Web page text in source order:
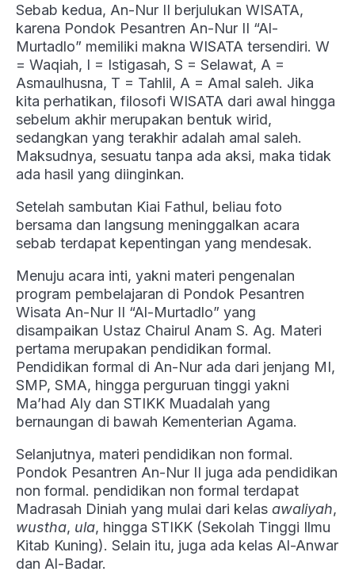
Sebab kedua, An-Nur II berjulukan WISATA,
karena Pondok Pesantren An-Nur II “Al-
Murtadlo” memiliki makna WISATA tersendiri. W
= Waqiah, I = Istigasah, S = Selawat, A =
Asmaulhusna, T = Tahlil, A = Amal saleh. Jika
kita perhatikan, filosofi WISATA dari awal hingga
sebelum akhir merupakan bentuk wirid,
sedangkan yang terakhir adalah amal saleh.
Maksudnya, sesuatu tanpa ada aksi, maka tidak
ada hasil yang diinginkan.
Setelah sambutan Kiai Fathul, beliau foto
bersama dan langsung meninggalkan acara
sebab terdapat kepentingan yang mendesak.
Menuju acara inti, yakni materi pengenalan
program pembelajaran di Pondok Pesantren
Wisata An-Nur II “Al-Murtadlo” yang
disampaikan Ustaz Chairul Anam S. Ag. Materi
pertama merupakan pendidikan formal.
Pendidikan formal di An-Nur ada dari jenjang MI,
SMP, SMA, hingga perguruan tinggi yakni
Ma’had Aly dan STIKK Muadalah yang
bernaungan di bawah Kementerian Agama.
Selanjutnya, materi pendidikan non formal.
Pondok Pesantren An-Nur II juga ada pendidikan
non formal. pendidikan non formal terdapat
Madrasah Diniah yang mulai dari kelas awaliyah,
wustha, ula, hingga STIKK (Sekolah Tinggi Ilmu
Kitab Kuning). Selain itu, juga ada kelas Al-Anwar
dan Al-Badar.